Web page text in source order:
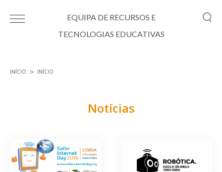
EQUIPA DE RECURSOS E
TECNOLOGIAS EDUCATIVAS
INÍCIO INÍCIO
Notícias
Páginas